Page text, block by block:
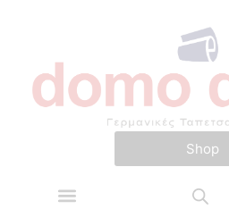
Shop​